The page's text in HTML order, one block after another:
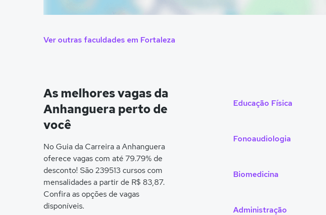
Ver outras faculdades em Fortaleza
As melhores vagas da
Anhanguera perto de
você
No Guia da Carreira a Anhanguera
oferece vagas com até 79.79% de
desconto! São 239513 cursos com
mensalidades a partir de R$ 83,87.
Confira as opções de vagas
disponíveis.
Educação Física
Fonoaudiologia
Biomedicina
Administração